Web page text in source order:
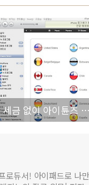
세금 없이 아이튠즈 미국계정 만드는 방법
듀서! 아이패드로 나